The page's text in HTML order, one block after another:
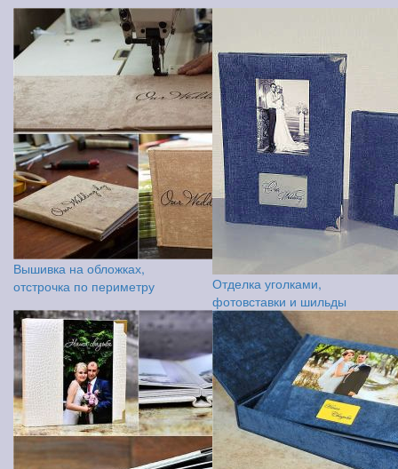
Вышивка на обложках,
отстрочка по периметру
Отделка уголками,
фотовставки и шильды